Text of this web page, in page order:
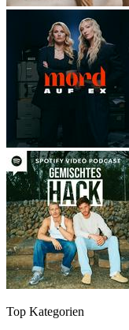
Top Kategorien